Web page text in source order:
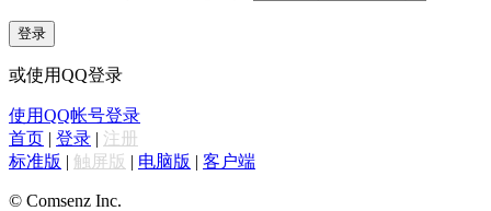
登录
或使用QQ登录
使用QQ帐号登录
首页 | 登录 | 注册
标准版 | 触屏版 | 电脑版 | 客户端
© Comsenz Inc.